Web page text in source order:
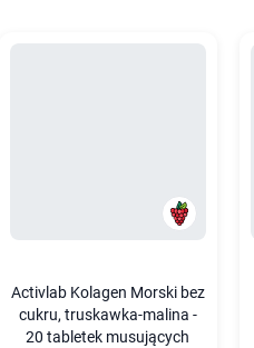
Activlab Kolagen Morski bez
cukru, truskawka-malina -
20 tabletek musujących